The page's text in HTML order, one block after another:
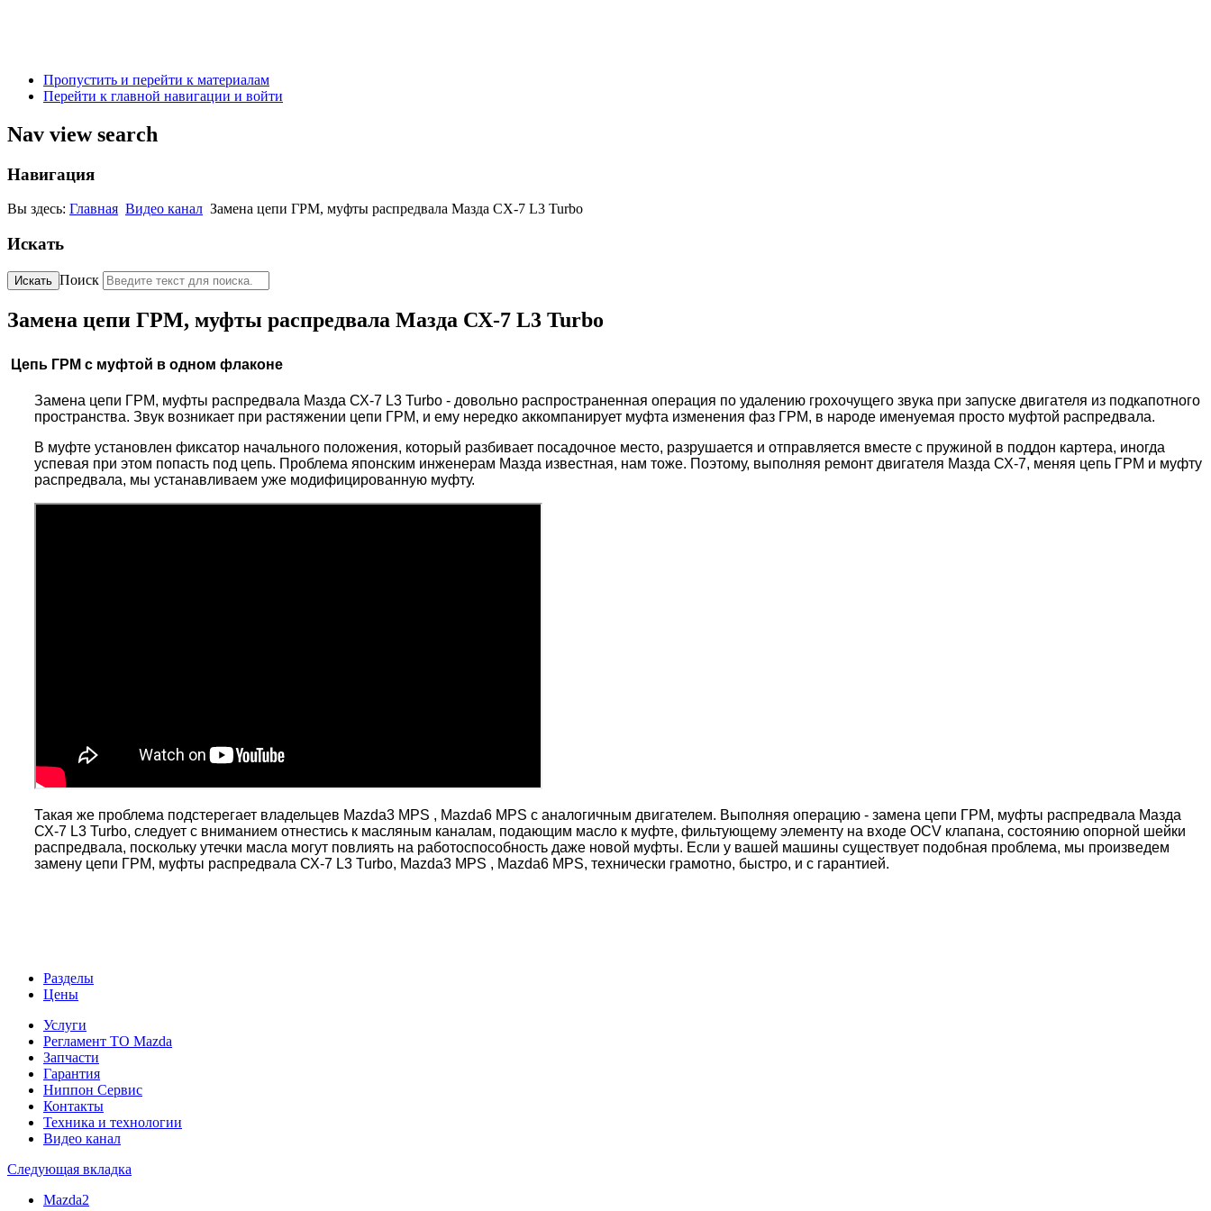
Пропустить и перейти к материалам
Перейти к главной навигации и войти
Nav view search
Навигация
Вы здесь: Главная Видео канал Замена цепи ГРМ, муфты распредвала Мазда СХ-7 L3 Turbo
Искать
Искать Поиск
Замена цепи ГРМ, муфты распредвала Мазда СХ-7 L3 Turbo
Цепь ГРМ с муфтой в одном флаконе
Замена цепи ГРМ, муфты распредвала Мазда СХ-7 L3 Turbo - довольно распространенная операция по удалению грохочущего звука при запуске двигателя из подкапотного
пространства. Звук возникает при растяжении цепи ГРМ, и ему нередко аккомпанирует муфта изменения фаз ГРМ, в народе именуемая просто муфтой распредвала.
В муфте установлен фиксатор начального положения, который разбивает посадочное место, разрушается и отправляется вместе с пружиной в поддон картера, иногда
успевая при этом попасть под цепь. Проблема японским инженерам Мазда известная, нам тоже. Поэтому, выполняя ремонт двигателя Мазда СХ-7, меняя цепь ГРМ и муфту
распредвала, мы устанавливаем уже модифицированную муфту.
Такая же проблема подстерегает владельцев Mazda3 MPS , Mazda6 MPS с аналогичным двигателем. Выполняя операцию - замена цепи ГРМ, муфты распредвала Мазда
СХ-7 L3 Turbo, следует с вниманием отнестись к масляным каналам, подающим масло к муфте, фильтующему элементу на входе OCV клапана, состоянию опорной шейки
распредвала, поскольку утечки масла могут повлиять на работоспособность даже новой муфты. Если у вашей машины существует подобная проблема, мы произведем
замену цепи ГРМ, муфты распредвала СХ-7 L3 Turbo, Mazda3 MPS , Mazda6 MPS, технически грамотно, быстро, и с гарантией.
Разделы
Цены
Услуги
Регламент ТО Mazda
Запчасти
Гарантия
Ниппон Сервис
Контакты
Техника и технологии
Видео канал
Следующая вкладка
Mazda2